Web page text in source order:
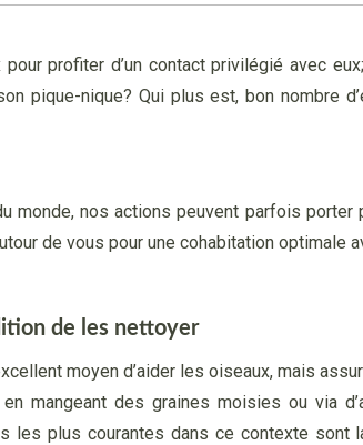
profiter d’un contact privilégié avec
pique-nique? Qui plus est, bon nombre
monde, nos actions peuvent parfois
de vous pour une cohabitation optimale
de les nettoyer
moyen d’aider les oiseaux, mais
mangeant des graines moisies ou via
les plus courantes dans ce contexte